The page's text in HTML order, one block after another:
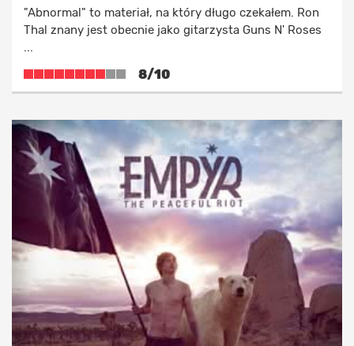
"Abnormal" to materiał, na który długo czekałem. Ron
Thal znany jest obecnie jako gitarzysta Guns N' Roses
...
8/10